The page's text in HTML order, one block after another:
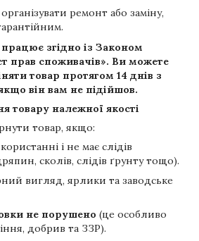
ремонт або заміну,
працює згідно із Законом
прав споживачів». Ви можете
товар протягом 14 днів з
він вам не підійшов.
товару належної якості
товар, якщо:
і не має слідів
сколів, слідів ґрунту тощо).
вигляд, ярлики та заводське
не порушено (це особливо
добрив та ЗЗР).